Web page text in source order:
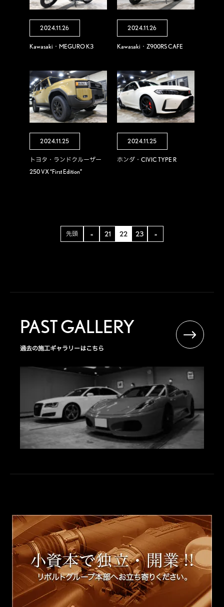
2024.11.26
Kawasaki・MEGURO K3
2024.11.26
Kawasaki・Z900RS CAFE
2024.11.25
トヨタ・ランドクルーザー
250 VX “First Edition”
2024.11.25
ホンダ・CIVIC TYPE R
先頭 « 21 22 23 »
PAST GALLERY
過去の施工ギャラリーはこちら